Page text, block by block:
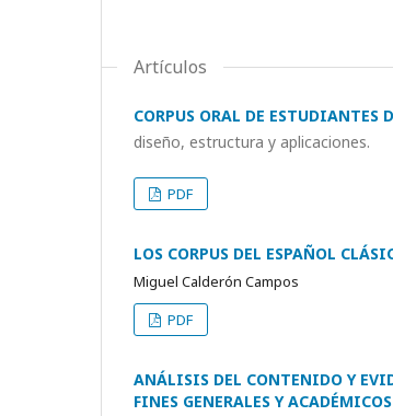
Artículos
CORPUS ORAL DE ESTUDIANTES
diseño, estructura y aplicaciones.
PDF
LOS CORPUS DEL ESPAÑOL
Miguel Calderón Campos
PDF
ANÁLISIS DEL CONTENIDO Y
FINES GENERALES Y ACADÉMICOS